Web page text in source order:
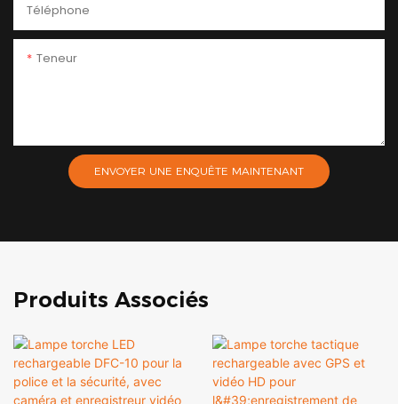
Téléphone
Teneur
ENVOYER UNE ENQUÊTE MAINTENANT
Produits Associés